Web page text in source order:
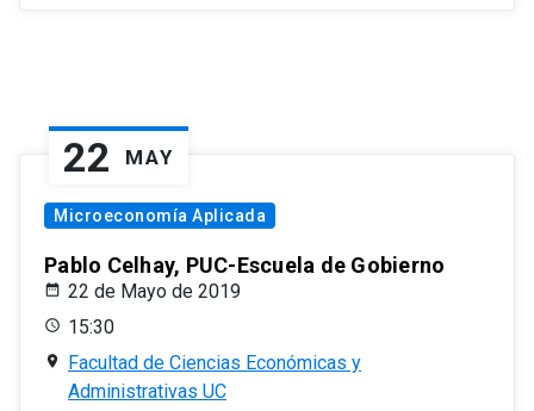
22 MAY
Microeconomía Aplicada
Pablo Celhay, PUC-Escuela de Gobierno
22 de Mayo de 2019
15:30
Facultad de Ciencias Económicas y
Administrativas UC